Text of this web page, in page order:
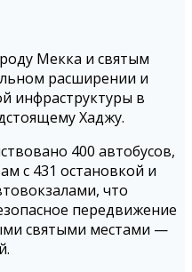
Мекка и святым
расширении и
инфраструктуры в
Хаджу.
400 автобусов,
с 431 остановкой и
что
передвижение
святыми местами —